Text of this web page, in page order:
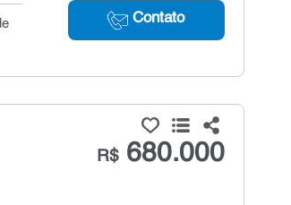
Contato
R$680.000